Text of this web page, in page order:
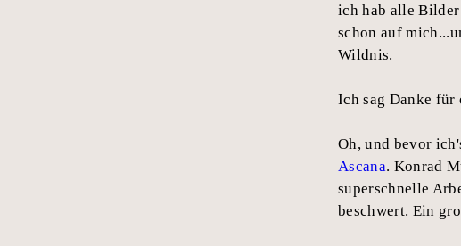
ich hab alle
schon auf
Wildnis.
Ich sag Danke für
Oh, und bevor
Ascana. Konrad
superschnelle
beschwert. Ein